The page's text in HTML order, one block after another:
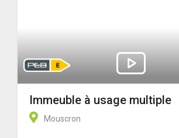
Immeuble à usage multiple
Mouscron